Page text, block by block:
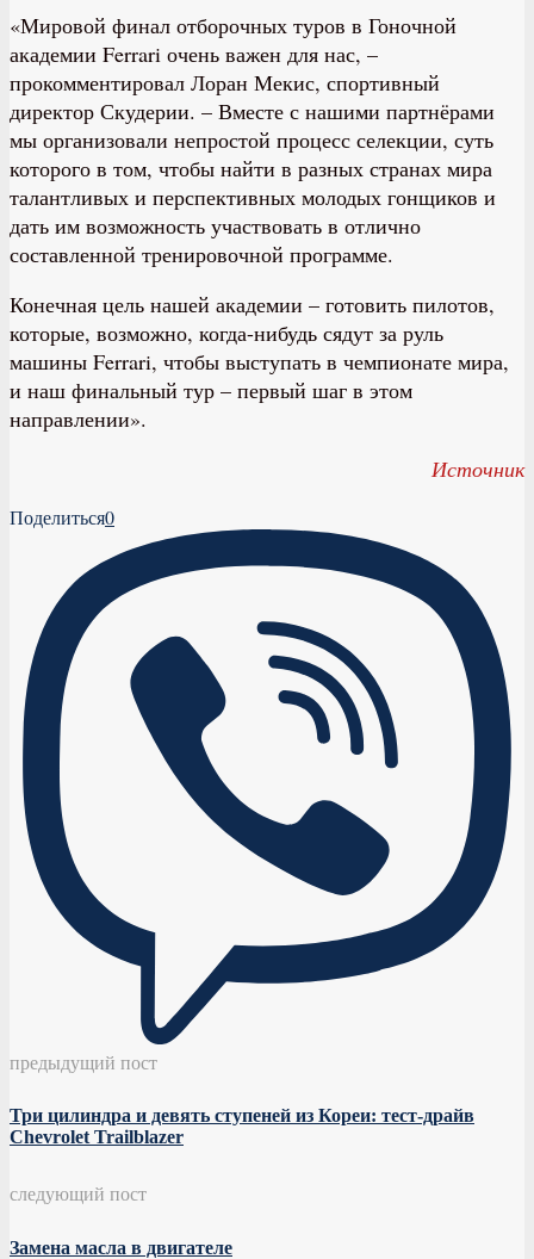
«Мировой финал отборочных туров в Гоночной
академии Ferrari очень важен для нас, –
прокомментировал Лоран Мекис, спортивный
директор Скудерии. – Вместе с нашими партнёрами
мы организовали непростой процесс селекции, суть
которого в том, чтобы найти в разных странах мира
талантливых и перспективных молодых гонщиков и
дать им возможность участвовать в отлично
составленной тренировочной программе.
Конечная цель нашей академии – готовить пилотов,
которые, возможно, когда-нибудь сядут за руль
машины Ferrari, чтобы выступать в чемпионате мира,
и наш финальный тур – первый шаг в этом
направлении».
Источник
Поделиться0
предыдущий пост
Три цилиндра и девять ступеней из Кореи: тест-драйв
Chevrolet Trailblazer
следующий пост
Замена масла в двигателе